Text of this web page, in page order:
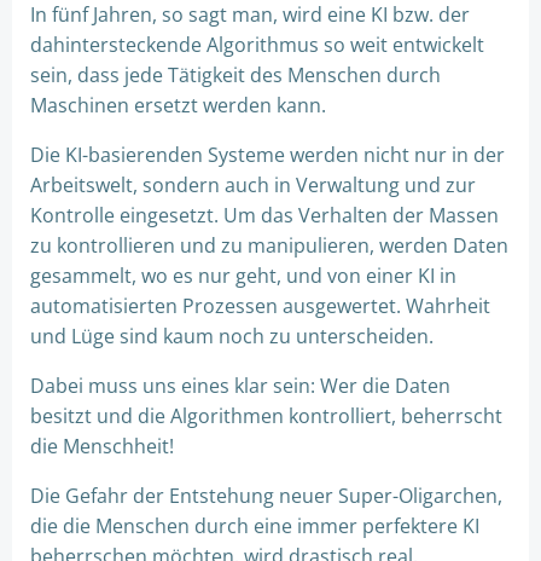
In fünf Jahren, so sagt man, wird eine KI bzw. der
dahintersteckende Algorithmus so weit entwickelt
sein, dass jede Tätigkeit des Menschen durch
Maschinen ersetzt werden kann.
Die KI-basierenden Systeme werden nicht nur in der
Arbeitswelt, sondern auch in Verwaltung und zur
Kontrolle eingesetzt. Um das Verhalten der Massen
zu kontrollieren und zu manipulieren, werden Daten
gesammelt, wo es nur geht, und von einer KI in
automatisierten Prozessen ausgewertet. Wahrheit
und Lüge sind kaum noch zu unterscheiden.
Dabei muss uns eines klar sein: Wer die Daten
besitzt und die Algorithmen kontrolliert, beherrscht
die Menschheit!
Die Gefahr der Entstehung neuer Super-Oligarchen,
die die Menschen durch eine immer perfektere KI